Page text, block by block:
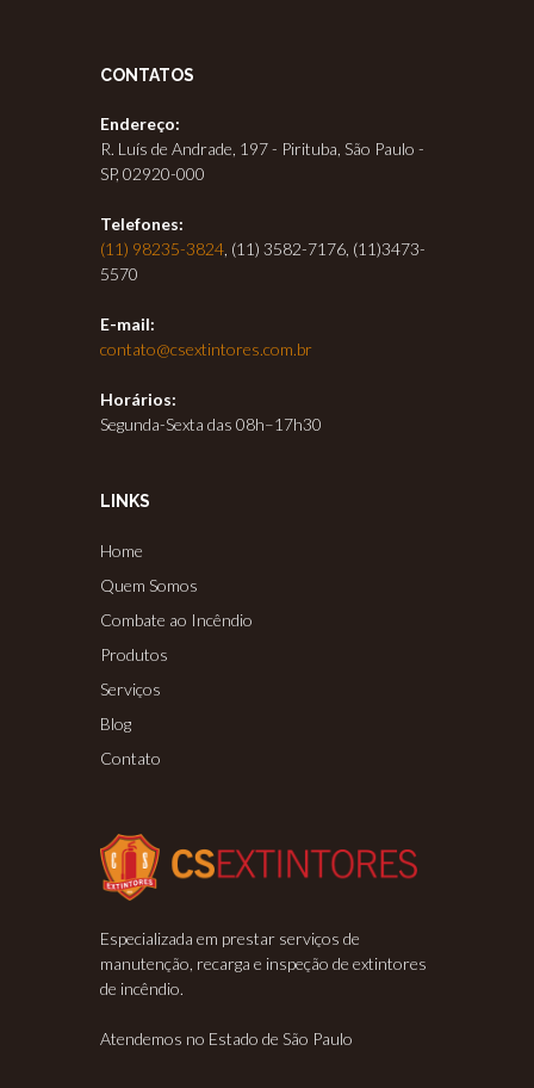
CONTATOS
Endereço:
R. Luís de Andrade, 197 - Pirituba, São Paulo -
SP, 02920-000
Telefones:
(11) 98235-3824 , (11) 3582-7176, (11)3473-
5570
E-mail:
contato@csextintores.com.br
Horários:
Segunda-Sexta das 08h–17h30
LINKS
Home
Quem Somos
Combate ao Incêndio
Produtos
Serviços
Blog
Contato
Especializada em prestar serviços de
manutenção, recarga e inspeção de extintores
de incêndio.
Atendemos no Estado de São Paulo